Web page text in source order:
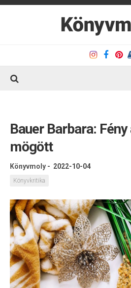
Könyvajánló
Kapcsolat
Olvasó sarok
Rólam
Bauer Barbara:
mögött
Könyvmoly - 2022-10-04
Könyvkritika